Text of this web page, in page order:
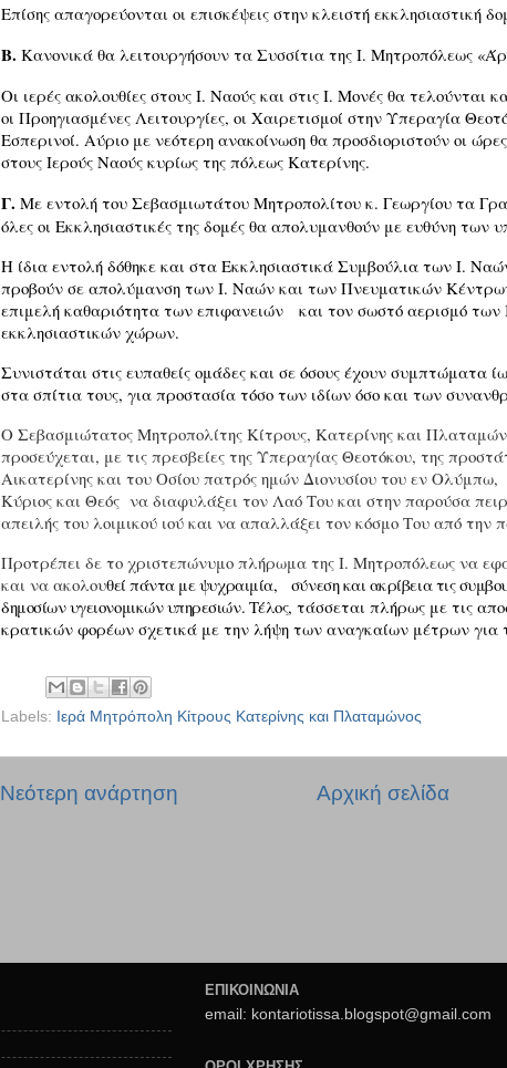
Επίσης απαγορεύονται οι επισκέψεις στην κλειστή εκκλησιαστική
Β. Κανονικά θα λειτουργήσουν τα Συσσίτια της Ι. Μητροπόλεως
Οι ιερές ακολουθίες στους Ι. Ναούς και στις Ι. Μονές θα τελούνται
οι Προηγιασμένες Λειτουργίες, οι Χαιρετισμοί στην Υπεραγία
Εσπερινοί. Αύριο με νεότερη ανακοίνωση θα προσδιοριστούν οι ώρες
στους Ιερούς Ναούς κυρίως της πόλεως Κατερίνης.
Γ. Με εντολή του Σεβασμιωτάτου Μητροπολίτου κ. Γεωργίου τα
όλες οι Εκκλησιαστικές της δομές θα απολυμανθούν με ευθύνη των
Η ίδια εντολή δόθηκε και στα Εκκλησιαστικά Συμβούλια των Ι.
προβούν σε απολύμανση των Ι. Ναών και των Πνευματικών
επιμελή καθαριότητα των επιφανειών
και τον σωστό αερισμό
εκκλησιαστικών χώρων.
Συνιστάται στις ευπαθείς ομάδες και σε όσους έχουν συμπτώματα
στα σπίτια τους, για προστασία τόσο των ιδίων όσο και των
Ο Σεβασμιώτατος Μητροπολίτης Κίτρους, Κατερίνης και
προσεύχεται, με τις πρεσβείες της Υπεραγίας Θεοτόκου, της
Αικατερίνης και του Οσίου πατρός ημών Διονυσίου του εν Ολύμπω,
Κύριος και Θεός να διαφυλάξει τον Λαό Του και στην παρούσα
απειλής του λοιμικού ιού και να απαλλάξει τον κόσμο Του από την
Προτρέπει δε το χριστεπώνυμο πλήρωμα της Ι. Μητροπόλεως να
και να ακολουθεί πάντα με ψυχραιμία,
σύνεση και ακρίβεια τις
δημοσίων υγειονομικών υπηρεσιών. Τέλος, τάσσεται πλήρως με τις
κρατικών φορέων σχετικά με την λήψη των αναγκαίων μέτρων για
Labels: Ιερά Μητρόπολη Κίτρους Κατερίνης και Πλαταμώνος
Νεότερη ανάρτηση Αρχική σελίδα
ΕΠΙΚΟΙΝΩΝΙΑ
email: kontariotissa.blogspot@gmail.com